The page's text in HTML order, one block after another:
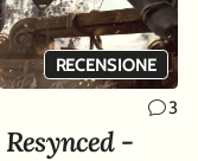
RECENSIONE
3
-